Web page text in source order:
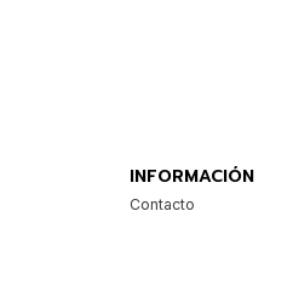
INFORMACIÓN
Contacto